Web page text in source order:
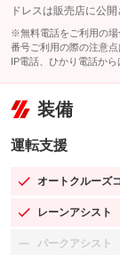
ドレスは販売店に公開
※無料電話をご利用の場
番号ご利用の際の注意点
IP電話、ひかり電話から
装備
運転支援
オートクルーズ
：装備あり
レーンアシスト
：装備あり
パークアシスト
：装備なし